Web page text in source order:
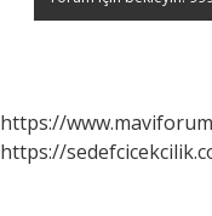
https://
https://